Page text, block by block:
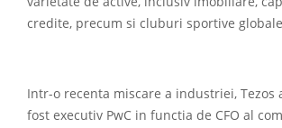
credite, precum si cluburi sportive
Intr-o recenta miscare a industriei, Tezos
fost executiv PwC in functia de CFO al